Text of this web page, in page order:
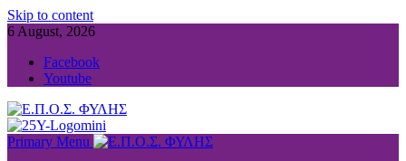
Skip to content
6 August, 2026
Facebook
Youtube
Primary Menu